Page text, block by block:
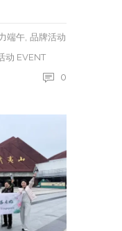
端午 品牌活动
动 EVENT
0